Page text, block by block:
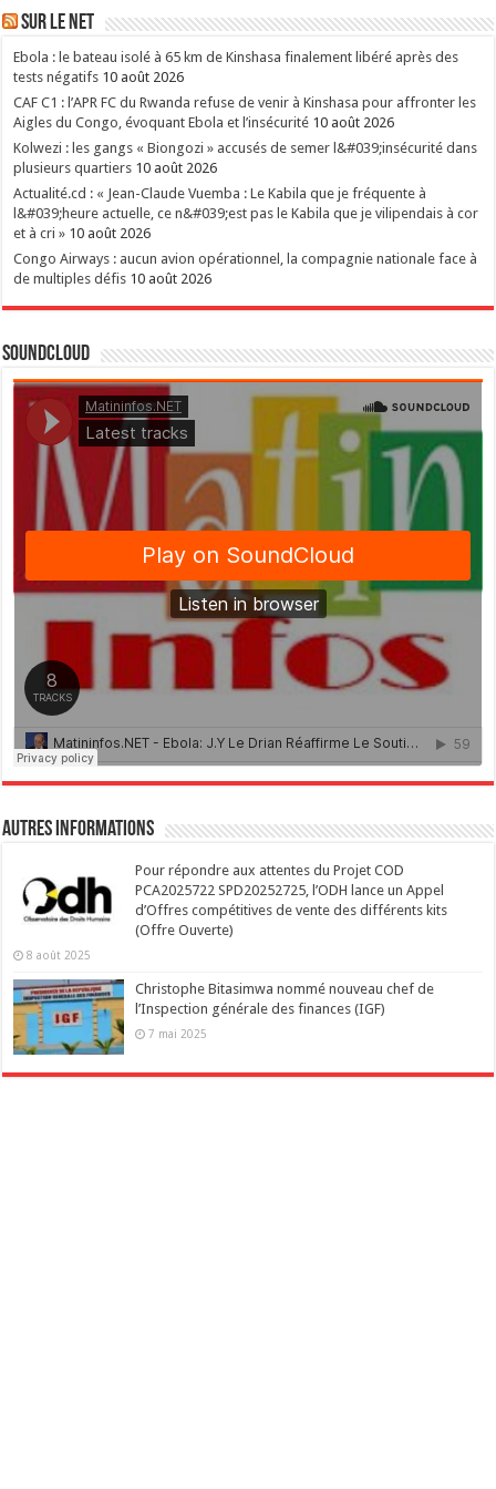
Sur le NET
Ebola : le bateau isolé à 65 km de Kinshasa finalement libéré après des
tests négatifs 10 août 2026
CAF C1 : l’APR FC du Rwanda refuse de venir à Kinshasa pour affronter les
Aigles du Congo, évoquant Ebola et l’insécurité 10 août 2026
Kolwezi : les gangs « Biongozi » accusés de semer l&#039;insécurité dans
plusieurs quartiers 10 août 2026
Actualité.cd : « Jean-Claude Vuemba : Le Kabila que je fréquente à
l&#039;heure actuelle, ce n&#039;est pas le Kabila que je vilipendais à cor
et à cri » 10 août 2026
Congo Airways : aucun avion opérationnel, la compagnie nationale face à
de multiples défis 10 août 2026
SoundCloud
Autres Informations
Pour répondre aux attentes du Projet COD
PCA2025722 SPD20252725, l’ODH lance un Appel
d’Offres compétitives de vente des différents kits
(Offre Ouverte)
8 août 2025
Christophe Bitasimwa nommé nouveau chef de
l’Inspection générale des finances (IGF)
7 mai 2025